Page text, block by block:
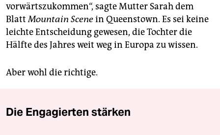
vorwärtszukommen“, sagte Mutter Sarah dem
BlattMountain Scenein Queenstown. Es sei keine
leichte Entscheidung gewesen, die Tochter die
Hälfte des Jahres weit weg in Europa zu wissen.
Aber wohl die richtige.
Die Engagierten stärken